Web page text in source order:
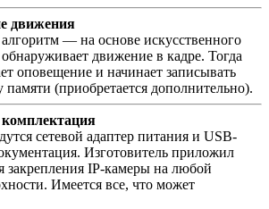
движения
— на основе искусственного
движение в кадре. Тогда
оповещение и начинает записывать
памяти (приобретается дополнительно).
сетевой адаптер питания и USB-
Изготовитель приложил
закрепления IP-камеры на любой
Имеется все, что может